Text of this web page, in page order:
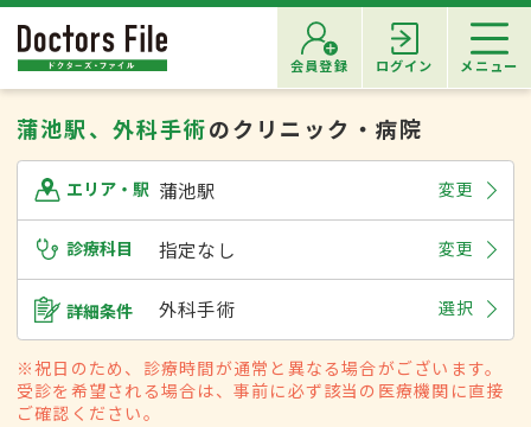
会員登録 ログイン メニュー
蒲池駅、外科手術のクリニック・病院
エリア・駅 蒲池駅 変更
診療科目 指定なし 変更
詳細条件 外科手術 選択
※祝日のため、診療時間が通常と異なる場合がございます。
受診を希望される場合は、事前に必ず該当の医療機関に直接
ご確認ください。